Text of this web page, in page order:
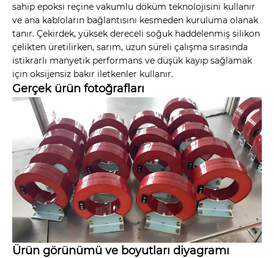
sahip epoksi reçine vakumlu döküm teknolojisini kullanır
ve ana kabloların bağlantısını kesmeden kuruluma olanak
tanır. Çekirdek, yüksek dereceli soğuk haddelenmiş silikon
çelikten üretilirken, sarım, uzun süreli çalışma sırasında
istikrarlı manyetik performans ve düşük kayıp sağlamak
için oksijensiz bakır iletkenler kullanır.
Gerçek ürün fotoğrafları
Ürün görünümü ve boyutları diyagramı